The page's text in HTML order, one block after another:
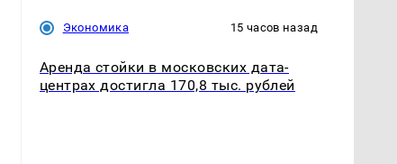
Экономика 15 часов назад
Аренда стойки в московских дата-
центрах достигла 170,8 тыс. рублей